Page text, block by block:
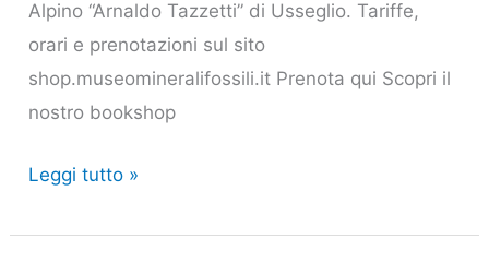
Alpino “Arnaldo Tazzetti” di Usseglio. Tariffe,
orari e prenotazioni sul sito
shop.museomineralifossili.it Prenota qui Scopri il
nostro bookshop
Leggi tutto »